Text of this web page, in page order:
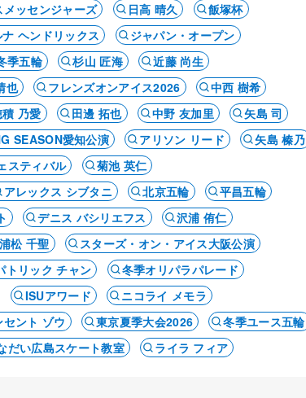
ッセンジャーズ 日高 晴久
飯塚杯
ナ ヘンドリックス
ジャパン・オープン
季五輪 杉山 匠海
近藤 尚生
也 フレンズオンアイス2026
中西 樹希
乃愛 田邊 拓也 中野 友加里
矢島 司
SEASON愛知公演 アリソン リード
矢島 榛乃
スティバル
菊池 英仁
アレックス シブタニ 北京五輪
平昌五輪
デニス バシリエフス
沢浦 侑仁
浦松 千聖
スターズ・オン・アイス大阪公演
トリック チャン
冬季オリパラパレード
ISUアワード
ニコライ メモラ
セント ゾウ 東京夏季大会2026
冬季ユース五輪
だい広島スケート教室 ライラ フィア